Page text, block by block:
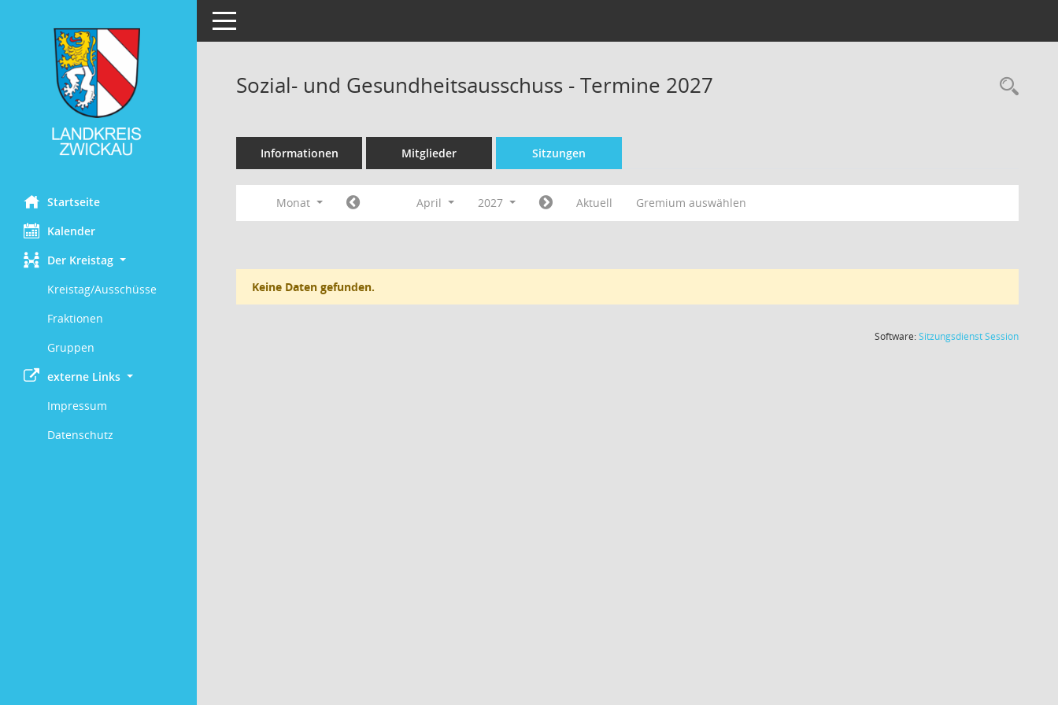
Startseite
Kalender
Der Kreistag
Kreistag/Ausschüsse
Fraktionen
Gruppen
externe Links
Impressum
Datenschutz
Toggle navigation
Sozial- und Gesundheitsausschuss - Termine 2027
Informationen Mitglieder Sitzungen
Monat April 2027 Aktuell Gremium auswählen
Keine Daten gefunden.
Software:SitzungsdienstSession(Wird in